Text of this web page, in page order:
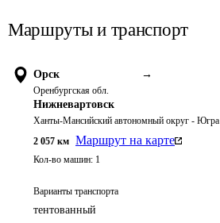
Маршруты и транспорт
Орск →
Оренбургская обл.
Нижневартовск
Ханты-Мансийский автономный округ - Югра
2 057 км Маршрут на карте
Кол-во машин: 1
Варианты транспорта
тентованный